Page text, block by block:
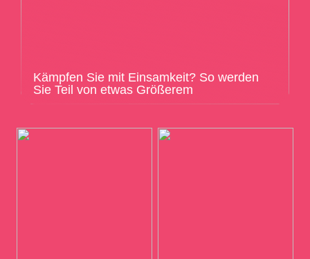
Kämpfen Sie mit Einsamkeit? So werden
Sie Teil von etwas Größerem